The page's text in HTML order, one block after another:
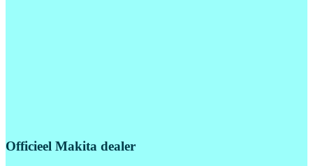
Officieel Makita dealer